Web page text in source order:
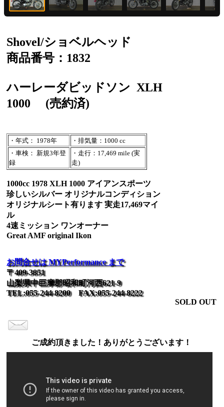
Shovel/ショベルヘッド
商品番号：1832
ハーレーダビッドソン XLH
1000
(売約済)
・年式： 1978年
・排気量：1000 cc
・車検： 新規3年登
録
・走行：17,469 mile (実
走)
1000cc 1978 XLH 1000 アイアンスポーツ
珍しいシルバー オリジナルコンディション
オリジナルシート有ります 実走17,469マイ
ル
4速ミッション ワンオーナー
Great AMF original Ikon
お問合せは MYPerformance まで
〒409-3851
山梨県中巨摩郡昭和町河西621-9
TEL:055-244-8200 FAX:055-244-8222
SOLD OUT
ご成約頂きました！ありがとうございます！